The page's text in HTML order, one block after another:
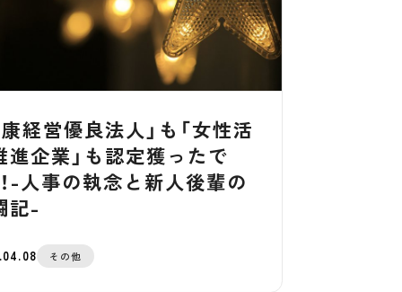
康経営優良法人」も「女性活
進企業」も認定獲ったで
！-人事の執念と新人後輩の
記-
その他